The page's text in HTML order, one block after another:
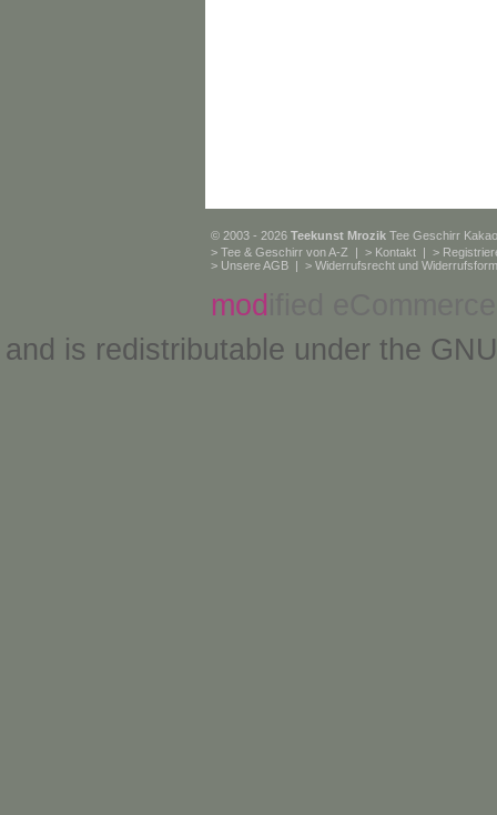
© 2003 - 2026 Teekunst Mrozik Tee Geschirr
> Tee & Geschirr von A-Z | > Kontakt | >
> Unsere AGB | > Widerrufsrecht und
mod
and is redistributable under the